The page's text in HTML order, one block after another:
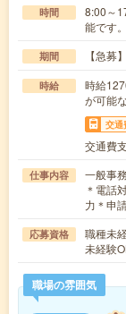
時間
8:00～
能です。
期間 【急募
時給
時給
が可能
交通
交通費
仕事内容
一般事務
＊電話
力＊申
応募資格
職種未
未経験
職場の雰囲気